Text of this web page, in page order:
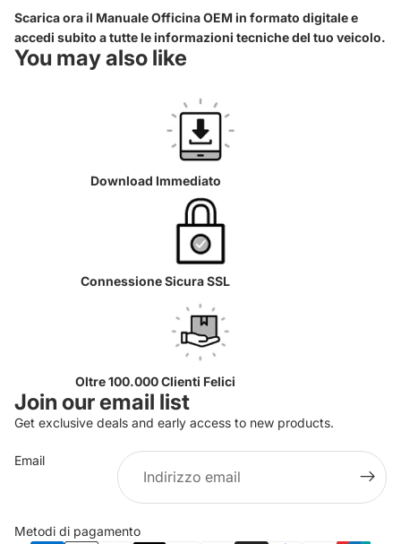
Scarica ora il Manuale Officina OEM in formato digitale e
accedi subito a tutte le informazioni tecniche del tuo veicolo.
You may also like
Download Immediato
Connessione Sicura SSL
Oltre 100.000 Clienti Felici
Join our email list
Get exclusive deals and early access to new products.
Email
Metodi di pagamento
Informativa sulla privacy